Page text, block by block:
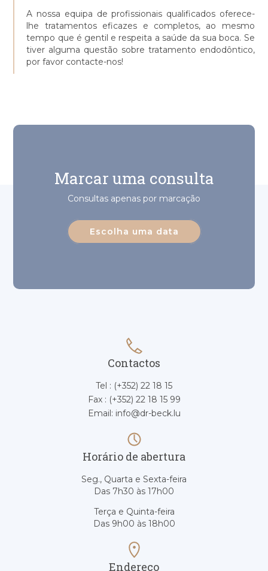
A nossa equipa de profissionais qualificados oferece-
lhe tratamentos eficazes e completos, ao mesmo
tempo que é gentil e respeita a saúde da sua boca. Se
tiver alguma questão sobre tratamento endodôntico,
por favor contacte-nos!
Marcar uma consulta
Consultas apenas por marcação
Escolha uma data
Contactos
Tel : (+352) 22 18 15
Fax : (+352) 22 18 15 99
Email: info@dr-beck.lu
Horário de abertura
Seg., Quarta e Sexta-feira
Das 7h30 às 17h00
Terça e Quinta-feira
Das 9h00 às 18h00
Endereço